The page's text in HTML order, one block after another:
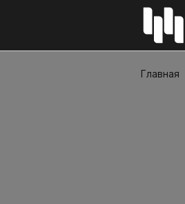
Главная